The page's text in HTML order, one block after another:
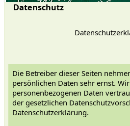
Datenschutz
Die Betreiber dieser Seiten
persönlichen Daten sehr ernst.
personenbezogenen Daten
der gesetzlichen
Datenschutzerklärung.